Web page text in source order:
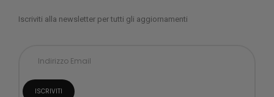
Iscriviti alla newsletter per tutti gli aggiornamenti